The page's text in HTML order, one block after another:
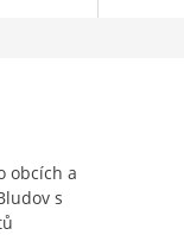
obcích a
s